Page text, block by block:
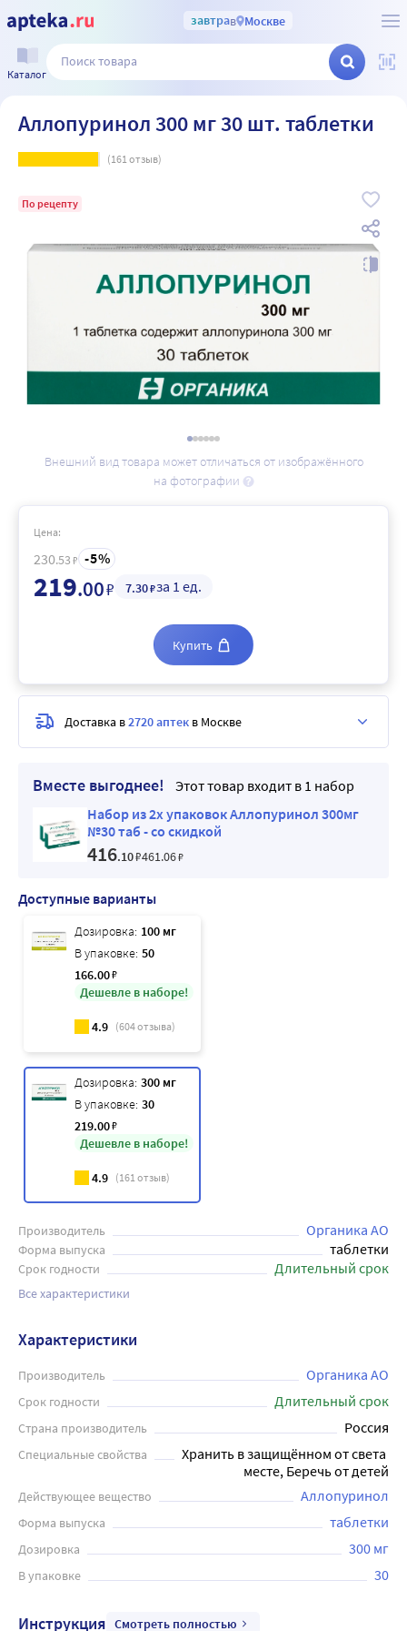
завтрав Москве
Каталог
Аллопуринол 300 мг 30 шт. таблетки
(161отзыв)
По рецепту
Внешний вид товара может отличаться от изображённого
на фотографии
Вместе выгоднее!
Этот товар входит в 1 набор
Набор из 2х упаковок Аллопуринол 300мг
№30 таб - со скидкой
416.10₽461.06₽
Доступные варианты
Дозировка: 100 мг
В упаковке: 50
166.00₽
Дешевле в наборе!
4.9 (604отзыва)
Дозировка: 300 мг
В упаковке: 30
219.00₽
Дешевле в наборе!
4.9 (161отзыв)
Производитель Органика АО
Форма выпуска таблетки
Срок годности Длительный срок
Все характеристики
Цена:
230.53 ₽ 5
219.00₽ 7.30₽за 1 ед.
Купить
Доставка в2720 аптек в Москве
Характеристики
Производитель Органика АО
Срок годности Длительный срок
Страна производитель Россия
Специальные свойства
Хранить в защищённом от света
месте, Беречь от детей
Действующее вещество Аллопуринол
Форма выпуска таблетки
Дозировка 300 мг
В упаковке 30
Инструкция Смотреть полностью